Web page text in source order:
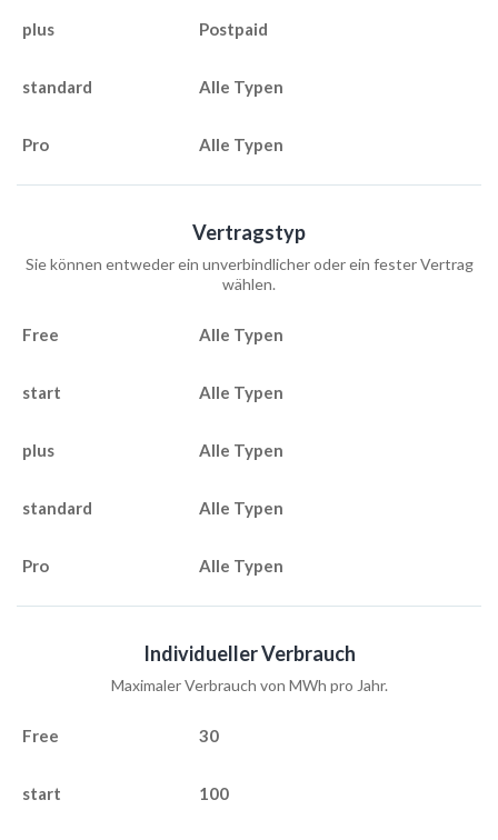
Postpaid
Alle Typen
Alle Typen
Vertragstyp
Sie können entweder ein unverbindlicher oder ein fester Vertrag
wählen.
Alle Typen
Alle Typen
Alle Typen
Alle Typen
Alle Typen
Individueller Verbrauch
Maximaler Verbrauch von MWh pro Jahr.
30
100